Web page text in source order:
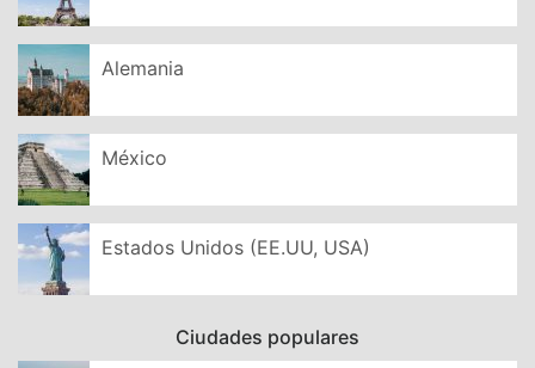
Alemania
México
Estados Unidos (EE.UU, USA)
Ciudades populares